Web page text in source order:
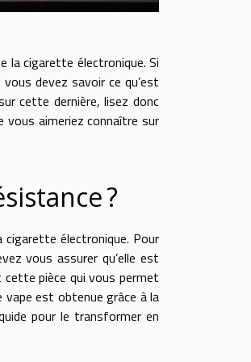
la cigarette électronique. Si
devez savoir ce qu’est
cette dernière, lisez donc
vous aimeriez connaître sur
?
électronique. Pour
vous assurer qu’elle est
cette pièce qui vous permet
vape est obtenue grâce à la
pour le transformer en